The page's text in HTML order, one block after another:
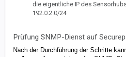
die eigentliche IP des
192.0.2.0/24
Prüfung SNMP-Dienst auf
Nach der Durchführung der Schritte